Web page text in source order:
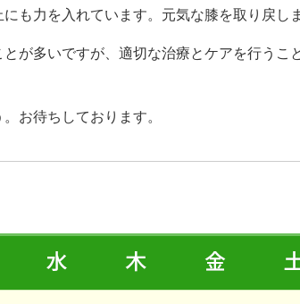
も力を入れています。元気な膝を取り戻し
が多いですが、適切な治療とケアを行うこ
お待ちしております。